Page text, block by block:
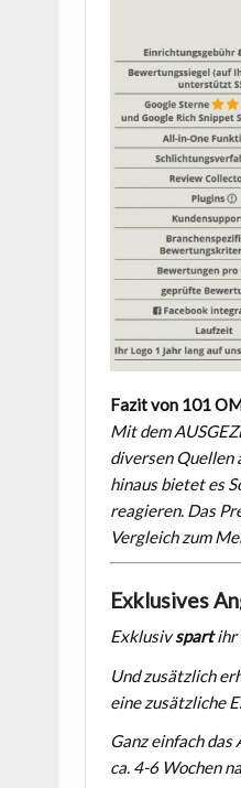
Fazit von 101
Mit dem
diversen Quellen
hinaus bietet es
reagieren. Das
Vergleich zum
Exklusives
Exklusivspartihr
Und zusätzlich
eine zusätzliche
Ganz einfach das
ca. 4-6 Wochen